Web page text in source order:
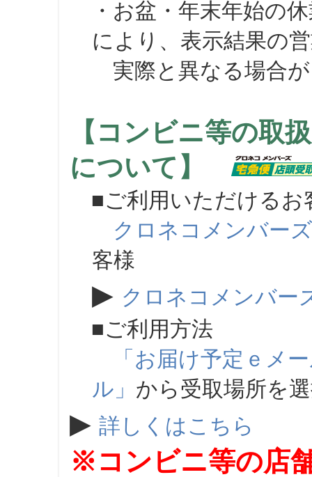
・お盆・年末年始の
により、表示結果の
実際と異なる場合が
【コンビニ等の取
について】
■ご利用いただけるお
クロネコメンバーズ
客様
▶ クロネコメンバー
■ご利用方法
「お届け予定ｅメ
ル」 から受取場所を
▶ 詳しくはこちら
※コンビニ等の店